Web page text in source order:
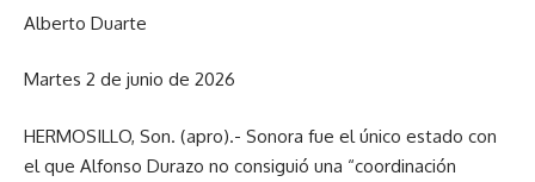
Alberto Duarte
Martes 2 de junio de 2026
HERMOSILLO, Son. (apro).- Sonora fue el único estado con
el que Alfonso Durazo no consiguió una “coordinación